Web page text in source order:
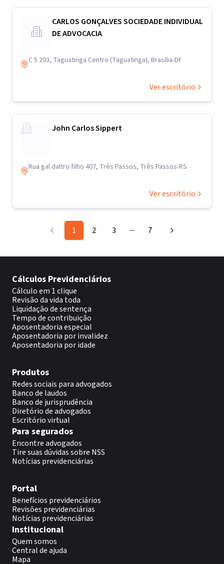
CARLOS GONÇALVES SOCIEDADE INDIVIDUAL
DE ADVOCACIA
C 5 203, Taguatinga Centro (Taguatinga), Brasília-DF
Ver escritório
John Carlos Sippert
Rua gal daltro filho 407, Três Passos, Três Passos-RS
Ver escritório
1 2 3 More pages
7
Cálculos Previdenciários
Cálculo em 1 clique
Revisão da vida toda
Liquidação de sentença
Tempo de contribuição
Aposentadoria especial
Aposentadoria por invalidez
Aposentadoria por idade
Produtos
Redes sociais para advogados
Banco de laudos
Banco de jurisprudência
Diretório de advogados
Escritório virtual
Para segurados
Encontre advogados
Tire suas dúvidas sobre NSS
Notícias previdenciárias
Portal
Benefícios previdenciários
Revisões previdenciárias
Notícias previdenciárias
Institucional
Quem somos
Central de ajuda
Mapa